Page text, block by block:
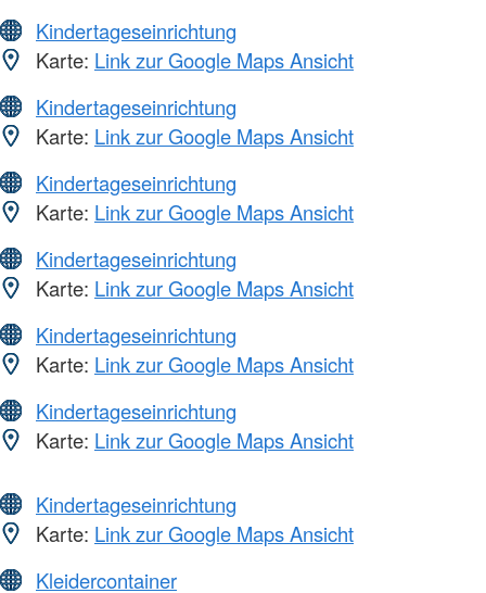
Kindertageseinrichtung
Karte: Link zur Google Maps Ansicht
Kindertageseinrichtung
Karte: Link zur Google Maps Ansicht
Kindertageseinrichtung
Karte: Link zur Google Maps Ansicht
Kindertageseinrichtung
Karte: Link zur Google Maps Ansicht
Kindertageseinrichtung
Karte: Link zur Google Maps Ansicht
Kindertageseinrichtung
Karte: Link zur Google Maps Ansicht
Kindertageseinrichtung
Karte: Link zur Google Maps Ansicht
Kleidercontainer